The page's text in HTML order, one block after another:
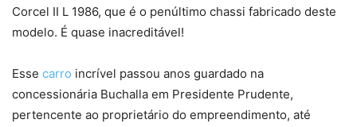
Corcel II L 1986, que é o penúltimo chassi fabricado deste
modelo. É quase inacreditável!
Esse carro incrível passou anos guardado na
concessionária Buchalla em Presidente Prudente,
pertencente ao proprietário do empreendimento, até